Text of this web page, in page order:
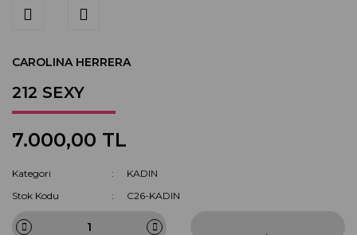
CAROLINA HERRERA
212 SEXY
7.000,00 TL
Kategori
KADIN
Stok Kodu
C26-KADIN